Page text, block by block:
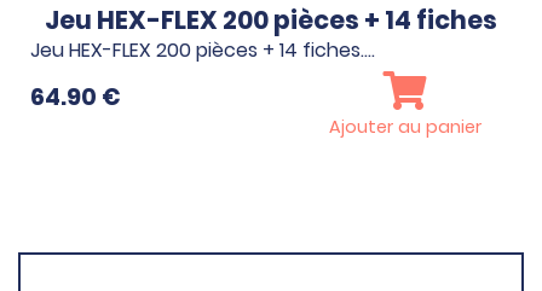
Jeu HEX-FLEX 200 pièces + 14 fiches
Jeu HEX-FLEX 200 pièces + 14 fiches.…
64.90 €
Ajouter au panier